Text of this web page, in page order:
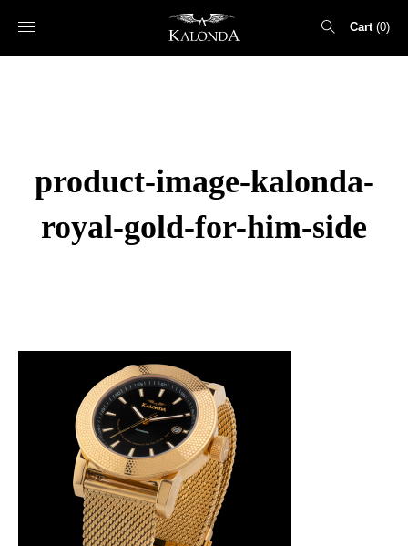
Cart 0
product-image-kalonda-
royal-gold-for-him-side